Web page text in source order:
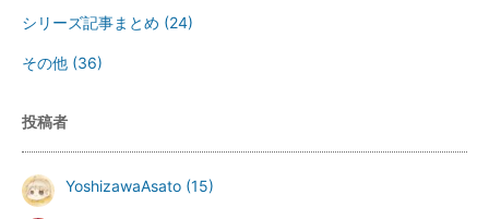
シリーズ記事まとめ (24)
その他 (36)
投稿者
YoshizawaAsato (15)